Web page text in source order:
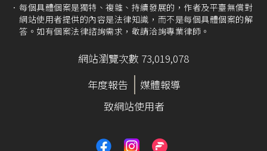
每個具體個案是獨特、複雜、持續發展的，作者及平臺無償對
網站使用者提供的內容是法律知識，而不是每個具體個案的解
答。如有個案法律諮詢需求，敬請洽詢專業律師。
網站瀏覽次數 73,019,078
年度報告
媒體報導
致網站使用者